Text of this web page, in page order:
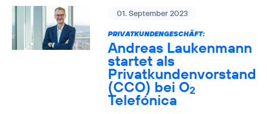
01. September 2023
PRIVATKUNDENGESCHÄFT:
Andreas Laukenmann
startet als
Privatkundenvorstand
(CCO) bei O2
Telefónica